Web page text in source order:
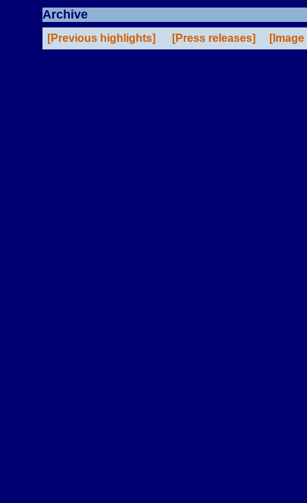
Archive
[Previous highlights] [Press releases]